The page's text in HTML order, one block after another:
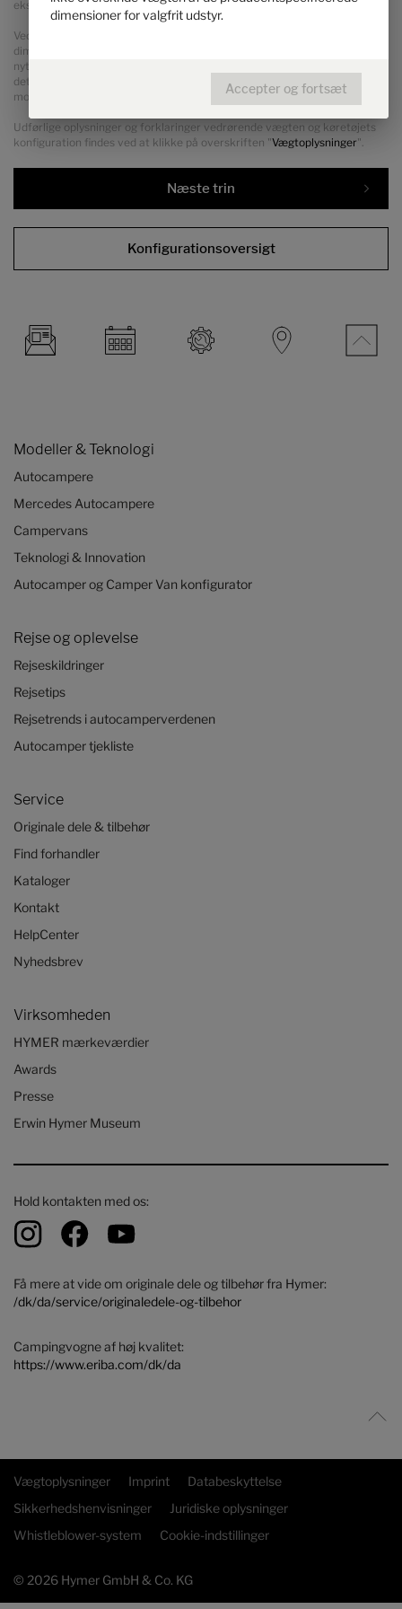
ekstraudstyr.
Ved en forøgelse af belastningen forøges de producentspecificerede
dimensioner for valgfrit udstyr. Forøgelsen er et resultat af den højere
nyttelast pga. det alternative chassis. Her skal den øgede egenvægt af
det alternative chassis samt især vægten af evt. obligatoriske tungere
motorvarianter (f.eks. 180 hK) fratrækkes.
Udførlige oplysninger og forklaringer vedrørende vægten og køretøjets
konfiguration findes ved at klikke på overskriften "Vægtoplysninger".
Næste trin
Konfigurationsoversigt
Modeller & Teknologi
Autocampere
Mercedes Autocampere
Campervans
Teknologi & Innovation
Autocamper og Camper Van konfigurator
Rejse og oplevelse
Rejseskildringer
Rejsetips
Rejsetrends i autocamperverdenen
Autocamper tjekliste
Service
Originale dele & tilbehør
Find forhandler
Kataloger
Kontakt
HelpCenter
Nyhedsbrev
Virksomheden
HYMER mærkeværdier
Awards
Presse
Erwin Hymer Museum
Hold kontakten med os:
Få mere at vide om originale dele og tilbehør fra Hymer:
/dk/da/service/originaledele-og-tilbehor
Campingvogne af høj kvalitet:
https://www.eriba.com/dk/da
Vægtoplysninger Imprint
Databeskyttelse
Sikkerhedshenvisninger
Juridiske oplysninger
Whistleblower-system
Cookie-indstillinger
© 2026 Hymer GmbH & Co. KG
dimensioner for valgfrit udstyr.
Accepter og fortsæt